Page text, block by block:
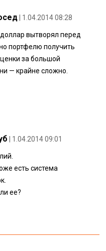
| 1.04.2014 08:28
доллар вытворял перед
портфелю получить
за большой
— крайне сложно.
| 1.04.2014 09:01
есть система
ее?